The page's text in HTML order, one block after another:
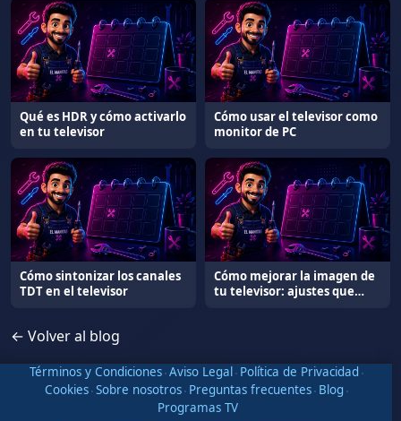
Qué es HDR y cómo activarlo
en tu televisor
Cómo usar el televisor como
monitor de PC
Cómo sintonizar los canales
TDT en el televisor
Cómo mejorar la imagen de
tu televisor: ajustes que
← Volver al blog
Términos y Condiciones·Aviso Legal· Política de Privacidad ·
Cookies·Sobre nosotros· Preguntas frecuentes· Blog ·
Programas TV